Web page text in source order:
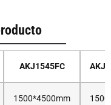
AKJ1545FC
1500*4500mm